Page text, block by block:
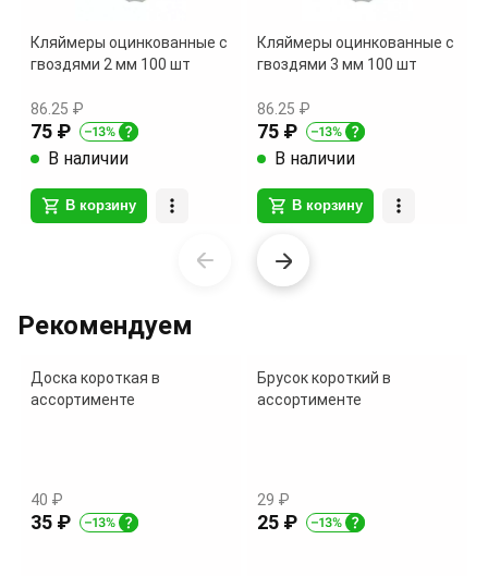
Рекомендуем
Доска короткая в
ассортименте
40 ₽
35 ₽
Брусок короткий в
ассортименте
29 ₽
25 ₽
Кляймеры оцинкованные с
гвоздями 2 мм 100 шт
86.25 ₽
75 ₽
В наличии
В корзину
Кляймеры оцинкованные с
гвоздями 3 мм 100 шт
86.25 ₽
75 ₽
В наличии
В корзину
of
9